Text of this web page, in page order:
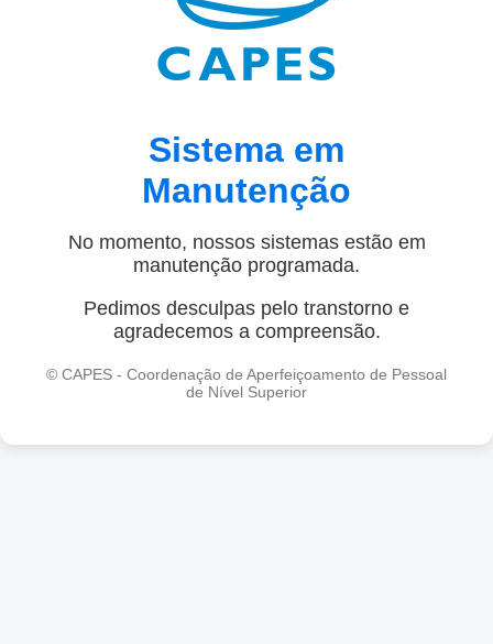
Sistema em
Manutenção
No momento, nossos sistemas estão em
manutenção programada.
Pedimos desculpas pelo transtorno e
agradecemos a compreensão.
© CAPES - Coordenação de Aperfeiçoamento de Pessoal
de Nível Superior